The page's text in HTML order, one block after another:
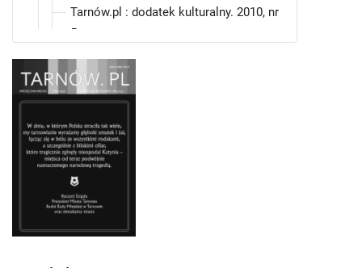
Tarnów.pl : dodatek kulturalny. 2010, nr
5
Tarnów.pl : dodatek kulturalny. 2010, nr
6
Tarnów.pl : dodatek kulturalny. 2010, nr
7
Tarnów.pl. 2010, nr 8 (sierpień) = nr 17
Tarnów.pl : dodatek kulturalny. 2010, nr